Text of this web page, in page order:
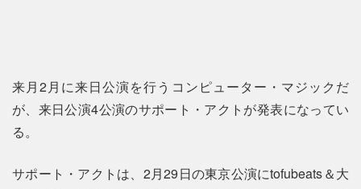
来月2月に来日公演を行うコンピューター・マジックだ
が、来日公演4公演のサポート・アクトが発表になってい
る。
サポート・アクトは、2月29日の東京公演にtofubeats＆大